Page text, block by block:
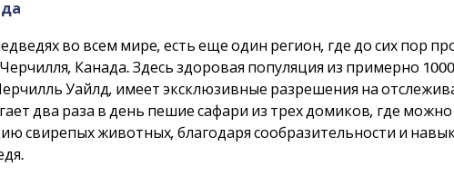
во всем мире, есть еще один регион, где до сих пор
Канада. Здесь здоровая популяция из примерно
Уайлд, имеет эксклюзивные разрешения на
два раза в день пешие сафари из трех домиков, где
свирепых животных, благодаря сообразительности и